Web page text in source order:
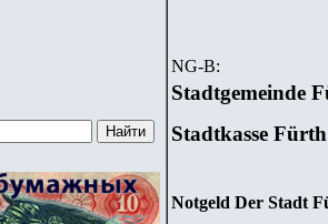
NG-B:
Stadtgemeinde
Stadtkasse Fürth
Notgeld Der Stadt